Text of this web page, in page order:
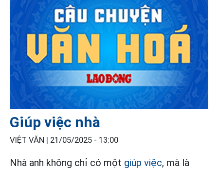
Giúp việc nhà
VIỆT VĂN | 21/05/2025 - 13:00
Nhà anh không chỉ có một giúp việc, mà là